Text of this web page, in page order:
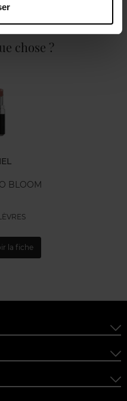
chose ?
BLOOM
la fiche